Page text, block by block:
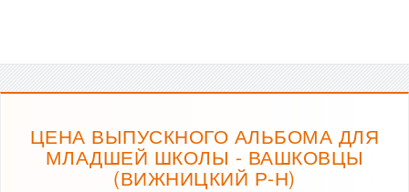
ЦЕНА ВЫПУСКНОГО АЛЬБОМА ДЛЯ
МЛАДШЕЙ ШКОЛЫ - ВАШКОВЦЫ
(ВИЖНИЦКИЙ Р-Н)